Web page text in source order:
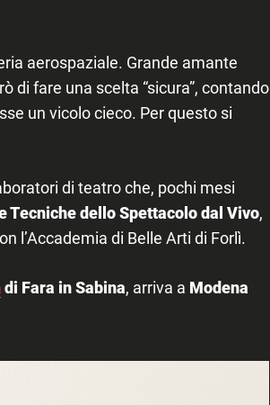
aerospaziale. Grande amante
di fare una scelta “sicura”, contando
un vicolo cieco. Per questo si
di teatro che, pochi mesi
Tecniche dello Spettacolo dal Vivo,
l’Accademia di Belle Arti di Forlì.
di Fara in Sabina, arriva a Modena